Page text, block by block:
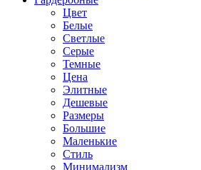
Цвет
Белые
Светлые
Серые
Темные
Цена
Элитные
Дешевые
Размеры
Большие
Маленькие
Стиль
Минимализм